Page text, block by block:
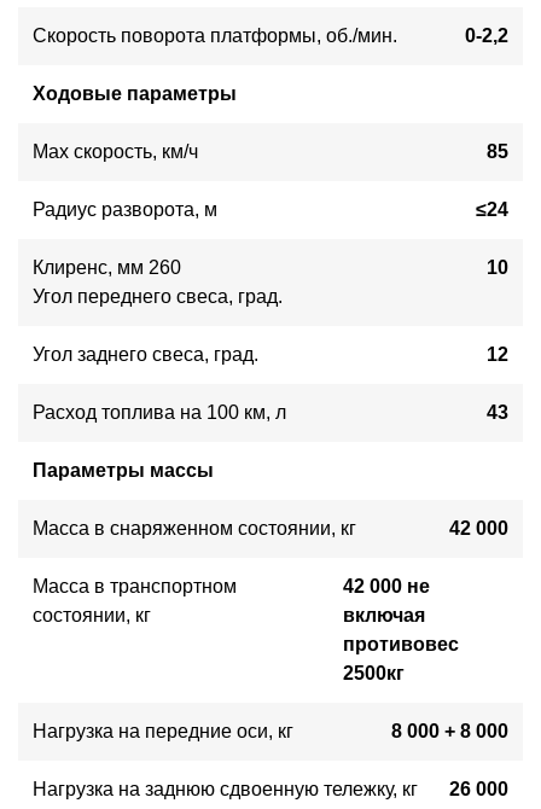
Скорость поворота платформы, об./мин. 0-2,2
Ходовые параметры
Max скорость, км/ч 85
Радиус разворота, м ≤24
Клиренс, мм 260
Угол переднего свеса, град.
10
Угол заднего свеса, град. 12
Расход топлива на 100 км, л 43
Параметры массы
Масса в снаряженном состоянии, кг 42 000
Масса в транспортном
состоянии, кг
42 000 не
включая
противовес
2500кг
Нагрузка на передние оси, кг 8 000 + 8 000
Нагрузка на заднюю сдвоенную тележку, кг 26 000